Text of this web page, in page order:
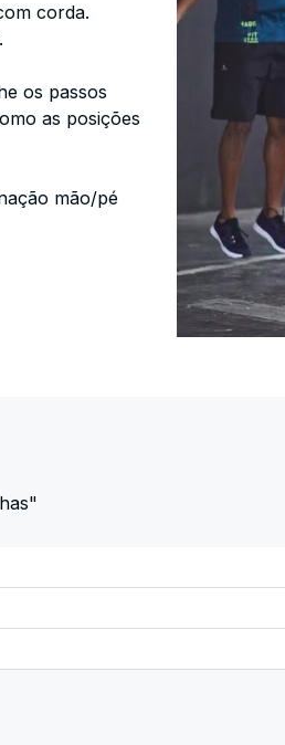
corda.
os passos
as posições
mão/pé